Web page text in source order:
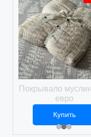
Покрывало
евро
2 469 ₽
Купить